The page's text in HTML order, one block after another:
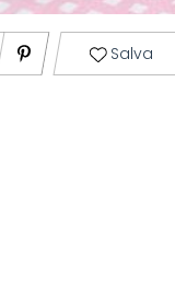
Salva